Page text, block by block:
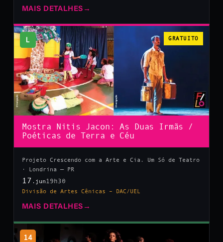
MAIS DETALHES →
L GRATUITO
Mostra Nitis Jacon: As Duas Irmãs /
Poéticas de Terra e Céu
Projeto Crescendo com a Arte e Cia. Um Só de Teatro
· Londrina — PR
17 .jun 19h30
Divisão de Artes Cênicas – DAC/UEL
MAIS DETALHES →
14